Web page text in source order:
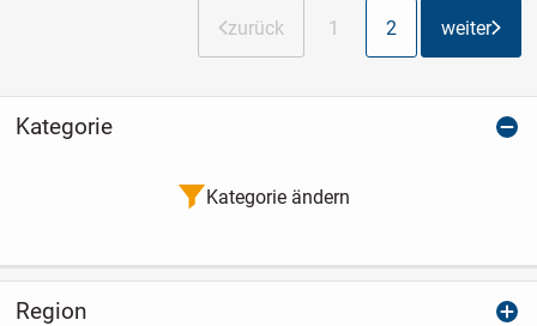
zurück 1 2 weiter
Kategorie
Kategorie ändern
Region